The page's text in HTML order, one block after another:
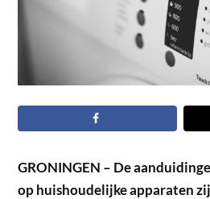
GRONINGEN – De
op huishoudelijke apparaten